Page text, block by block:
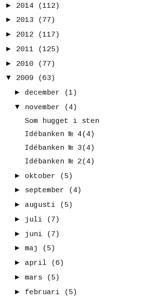
► 2014
(112)
► 2013
(77)
► 2012
(117)
► 2011
(125)
► 2010
(77)
▼
2009
(63)
► december
(1)
▼
november
(4)
Som hugget i sten
Idébanken № 4(4)
Idébanken № 3(4)
Idébanken № 2(4)
► oktober
(5)
► september
(4)
► augusti
(5)
► juli
(7)
► juni
(7)
► maj
(5)
► april
(6)
► mars
(5)
► februari
(5)